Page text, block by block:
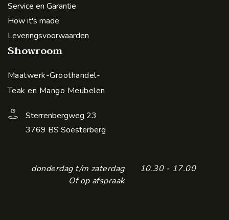
Service en Garantie
How it's made
Leveringsvoorwaarden
Showroom
Maatwerk-Groothandel-
Teak en Mango Meubelen
Sterrenbergweg 23
3769 BS Soesterberg
donderdag t/m zaterdag
10.30 - 17.00
Of op afspraak